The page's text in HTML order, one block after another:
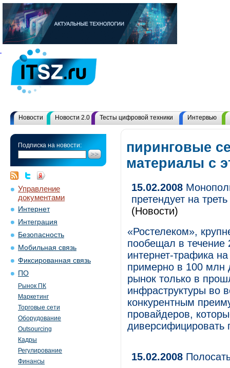
Новости Новости 2.0 Тесты цифровой техники Интервью
Подписка на новости:
Управление
документами
Интернет
Интеграция
Безопасность
Мобильная связь
Фиксированная связь
ПО
Рынок ПК
Маркетинг
Торговые сети
Оборудование
Outsourcing
Кадры
Регулирование
Финансы
пиринговые
материалы с
15.02.2008
претендует на
(Новости)
«Ростелеком»,
пообещал в течение
интернет-трафика
примерно в 100 млн
рынок только в
инфраструктуры во
конкурентным
провайдеров,
диверсифицировать
15.02.2008